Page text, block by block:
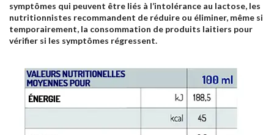
symptômes qui peuvent être liés à l’intolérance au lactose, les
nutritionnistes recommandent de réduire ou éliminer, même si
temporairement, la consommation de produits laitiers pour
vérifier si les symptômes régressent.